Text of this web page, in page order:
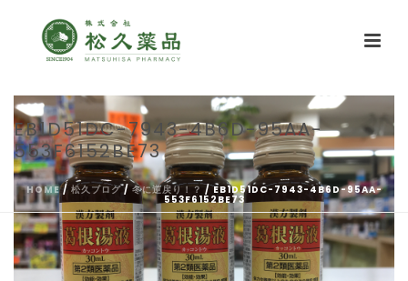
EB1D51DC-7943-4B6D-95AA-
553F6152BE73
HOME/ 松久ブログ/冬に逆戻り！？ / EB1D51DC-7943-4B6D-95AA-
553F6152BE73